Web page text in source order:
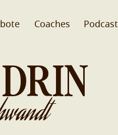
Coaches Podcast